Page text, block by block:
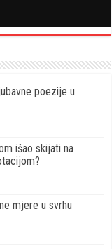
poezije u
išao skijati na
mjere u svrhu